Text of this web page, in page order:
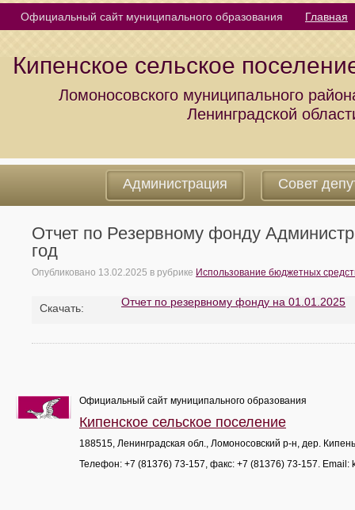
Официальный сайт муниципального образования Главная
Кипенское сельское
Ломоносовского муниципального
Ленинградской
Администрация Совет
Отчет по Резервному фонду
год
Опубликовано 13.02.2025 в рубрике Использование бюджетных
Cкачать: Отчет по резервному фонду на 01.01.2025
Официальный сайт муниципального образования
Кипенское сельское поселение
188515, Ленинградская обл., Ломоносовский р-н, дер.
Телефон: +7 (81376) 73-157, факс: +7 (81376) 73-157. Email: